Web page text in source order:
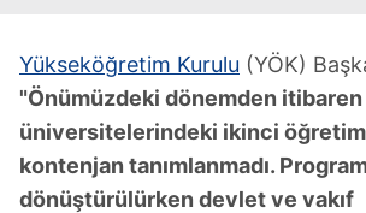
Yükseköğretim Kurulu (YÖK)
"Önümüzdeki dönemden
üniversitelerindeki ikinci öğretim
kontenjan tanımlanmadı.
dönüştürülürken devlet ve vakıf